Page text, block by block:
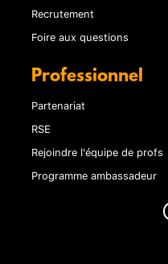
Recrutement
Foire aux questions
Professionnel
Partenariat
RSE
Rejoindre l'équipe de profs
Programme ambassadeur